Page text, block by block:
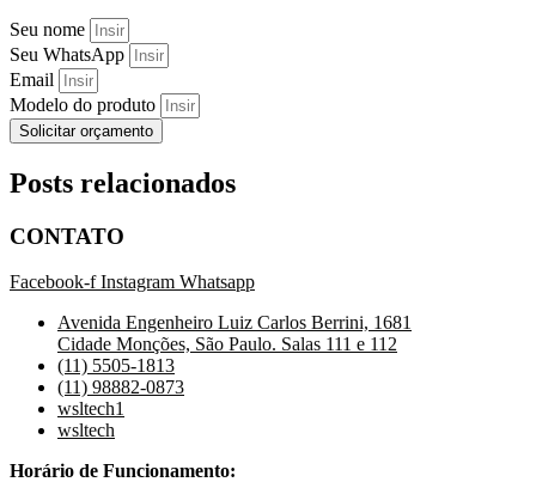
Seu nome
Seu WhatsApp
Email
Modelo do produto
Solicitar orçamento
Posts relacionados
CONTATO
Facebook-f Instagram Whatsapp
Avenida Engenheiro Luiz Carlos Berrini, 1681
Cidade Monções, São Paulo. Salas 111 e 112
(11) 5505-1813
(11) 98882-0873
wsltech1
wsltech
Horário de Funcionamento: